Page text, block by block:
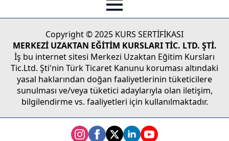
Copyright © 2025 KURS SERTİFİKASI
MERKEZİ UZAKTAN EĞİTİM KURSLARI TİC. LTD. ŞTİ.
İş bu internet sitesi Merkezi Uzaktan Eğitim Kursları
Tic.Ltd. Şti'nin Türk Ticaret Kanunu koruması altındaki
yasal haklarından doğan faaliyetlerinin tüketicilere
sunulması ve/veya tüketici adaylarıyla olan iletişim,
bilgilendirme vs. faaliyetleri için kullanılmaktadır.